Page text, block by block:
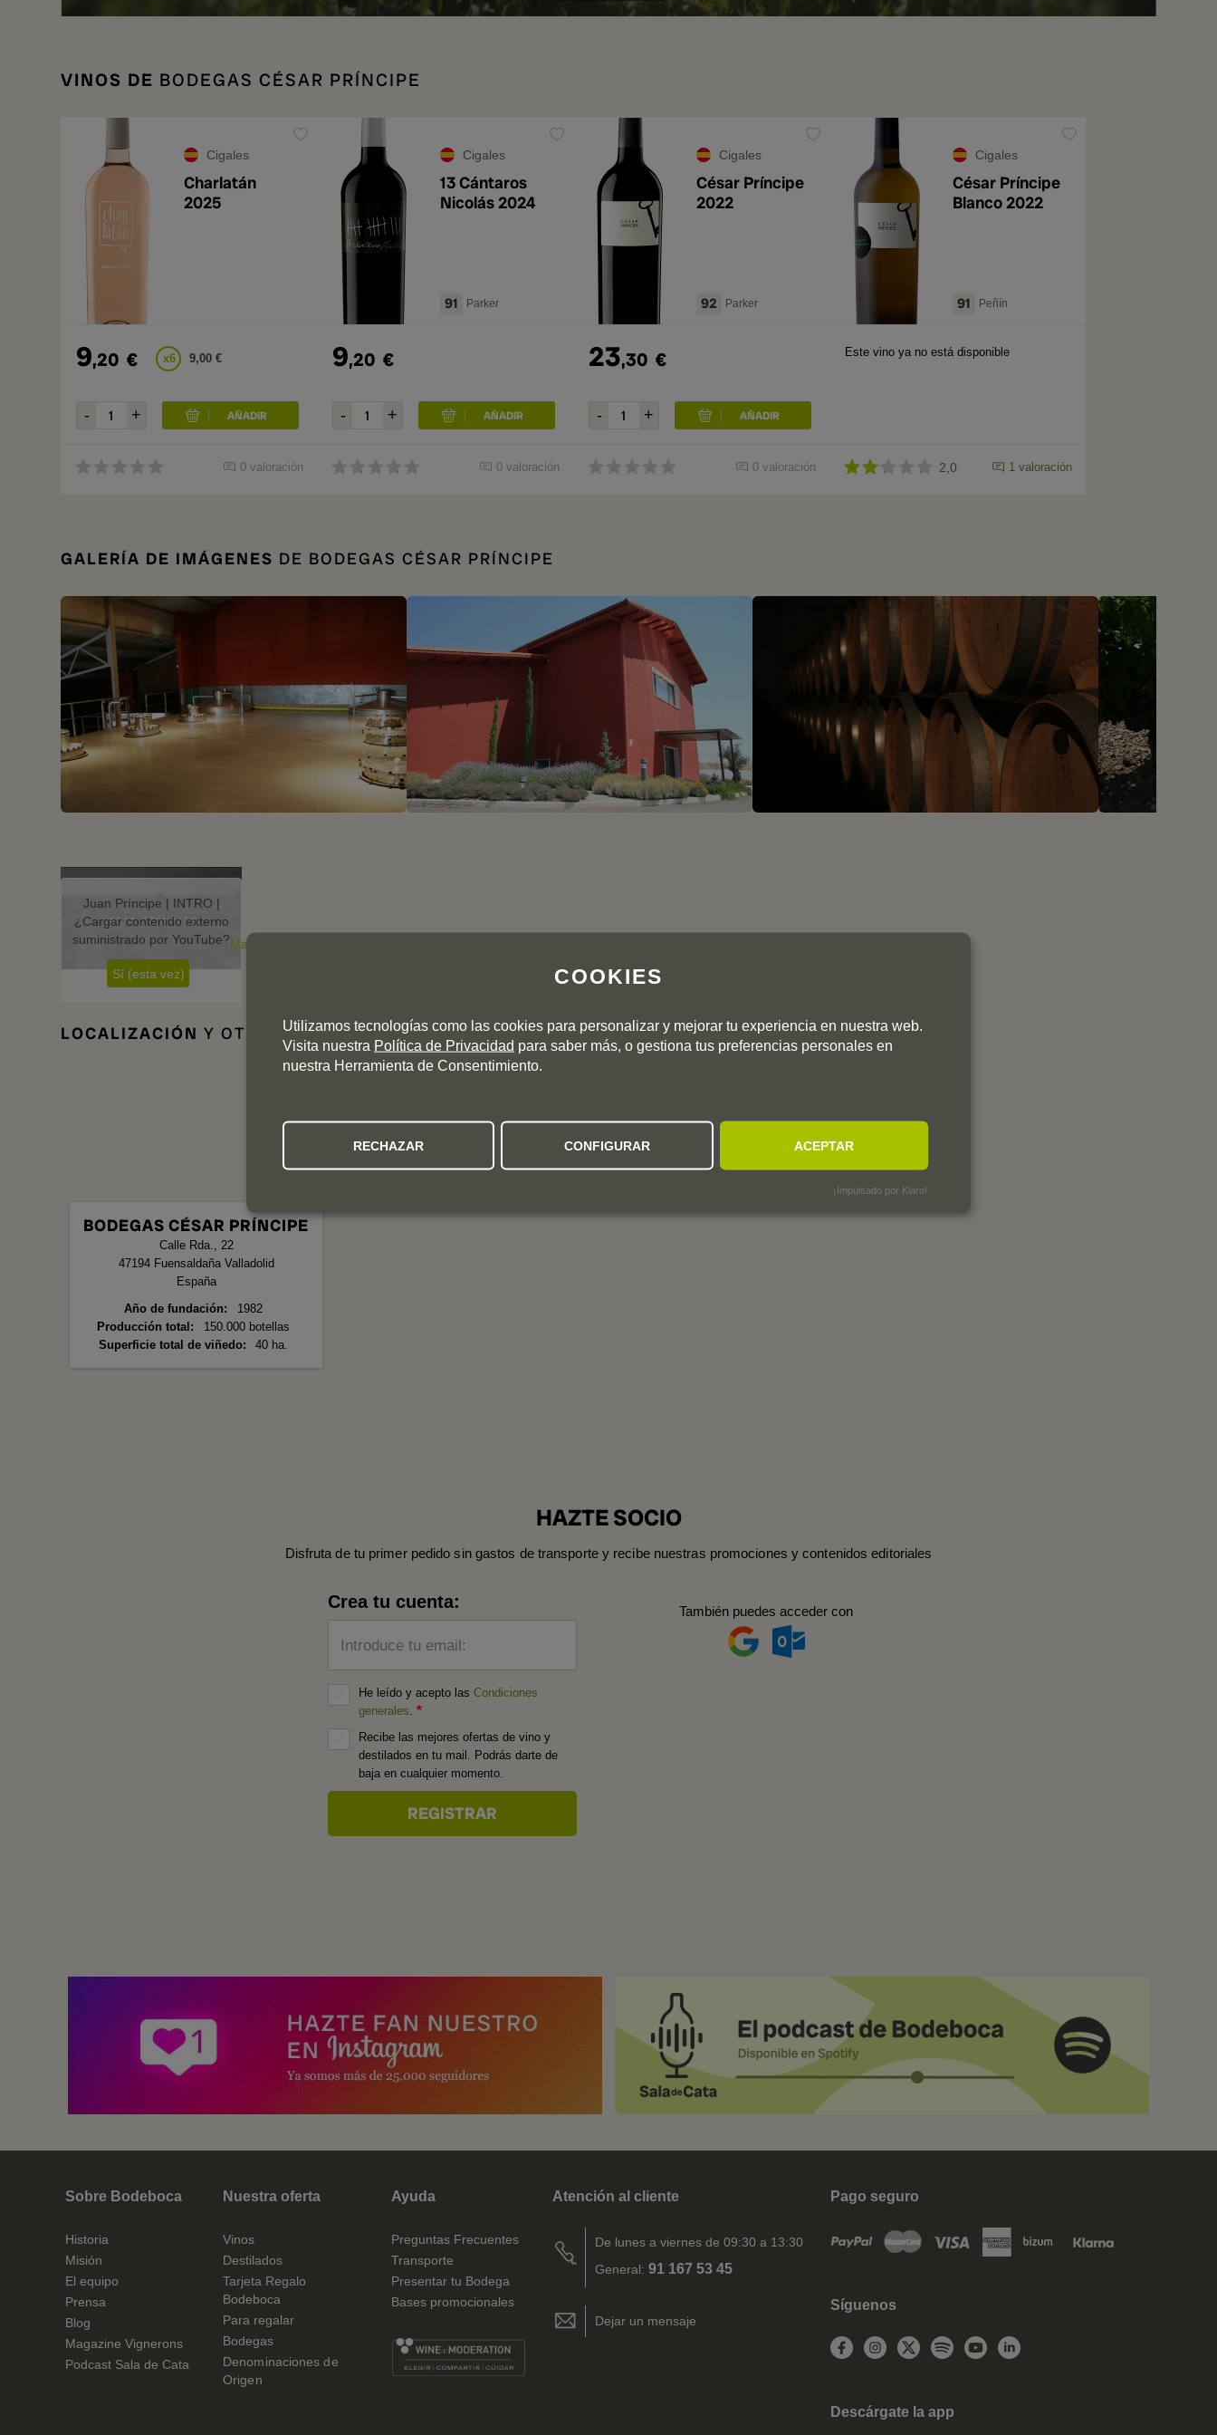
VINOS DE BODEGAS CÉSAR PRÍNCIPE
Cigales
Charlatán
2025
9,20 € x6 9,00 €
0 valoración
Cigales
13 Cántaros
Nicolás 2024
91 Parker
9,20 €
0 valoración
Cigales
César Príncipe
2022
92 Parker
23,30 €
0 valoración
Cigales
César Príncipe
Blanco 2022
91 Peñín
Este vino ya no está disponible
2,0 1 valoración
GALERÍA DE IMÁGENES DE BODEGAS CÉSAR PRÍNCIPE
Juan Príncipe | INTRO |
¿Cargar contenido externo
suministrado por YouTube?
Sí (esta vez)
Manage privacy settings
LOCALIZACIÓN Y OTROS DATOS DE INTERÉS
BODEGAS CÉSAR PRÍNCIPE
Calle Rda., 22
47194 Fuensaldaña Valladolid
España
Año de fundación
1982
Producción total
150.000 botellas
Superficie total de viñedo
40 ha.
HAZTE SOCIO
Disfruta de tu primer pedido sin gastos de transporte y recibe nuestras promociones y contenidos editoriales
Crea tu cuenta:
Introduce tu email:
He leído y acepto las Condiciones
generales.
Recibe las mejores ofertas de vino y
destilados en tu mail. Podrás darte de
baja en cualquier momento.
También puedes acceder con
Sobre Bodeboca
Historia
Misión
El equipo
Prensa
Blog
Magazine Vignerons
Podcast Sala de Cata
Nuestra oferta
Vinos
Destilados
Tarjeta Regalo
Bodeboca
Para regalar
Bodegas
Denominaciones de
Origen
Ayuda
Preguntas Frecuentes
Transporte
Presentar tu Bodega
Bases promocionales
Atención al cliente
De lunes a viernes de 09:30 a 13:30
General: 91 167 53 45
Dejar un mensaje
Pago seguro
Síguenos
Descárgate la app
COOKIES
Utilizamos tecnologías como las cookies para personalizar y mejorar tu experiencia en nuestra web.
Visita nuestra Política de Privacidad para saber más, o gestiona tus preferencias personales en
nuestra Herramienta de Consentimiento.
RECHAZAR CONFIGURAR ACEPTAR
¡Impulsado por Klaro!